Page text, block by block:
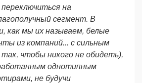
на
сегмент. В
как мы их называем, белые
из компаний... с сильным
чтобы никого не обидеть),
однотипным
не будучи